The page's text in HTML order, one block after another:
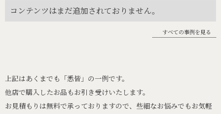
コンテンツはまだ追加されておりません。
すべての事例を見る
上記はあくまでも「悉皆」の一例です。
他店で購入したお品もお引き受けいたします。
お見積もりは無料で承っておりますので、些細なお悩みでもお気軽